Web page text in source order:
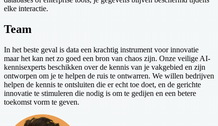
elke interactie.
Team
In het beste geval is data een krachtig instrument voor innovatie
maar het kan net zo goed een bron van chaos zijn. Onze veilige AI-
kennisexperts beschikken over de kennis van je vakgebied en zijn
ontworpen om je te helpen de ruis te ontwarren. We willen bedrijven
helpen de kennis te ontsluiten die er echt toe doet, en de gerichte
innovatie te stimuleren die nodig is om te gedijen en een betere
toekomst vorm te geven.